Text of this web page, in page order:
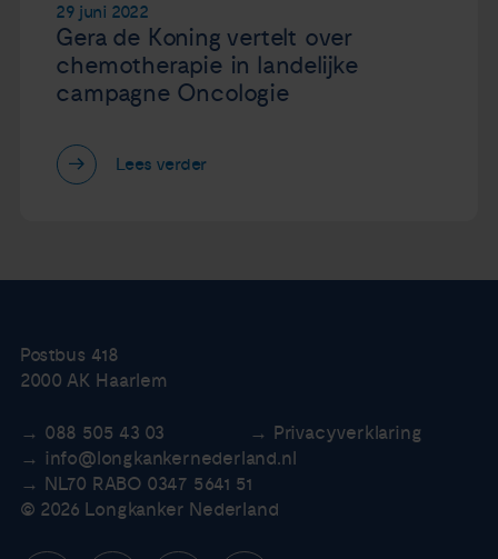
29 juni 2022
Gera de Koning vertelt over
chemotherapie in landelijke
campagne Oncologie
Lees verder
Postbus 418
2000 AK Haarlem
088 505 43 03
Privacyverklaring
info@longkankernederland.nl
NL70 RABO 0347 5641 51
© 2026 Longkanker Nederland